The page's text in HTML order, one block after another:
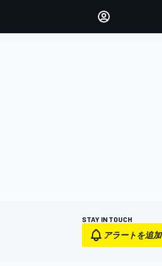
STAY IN TOUCH
アラートを追加